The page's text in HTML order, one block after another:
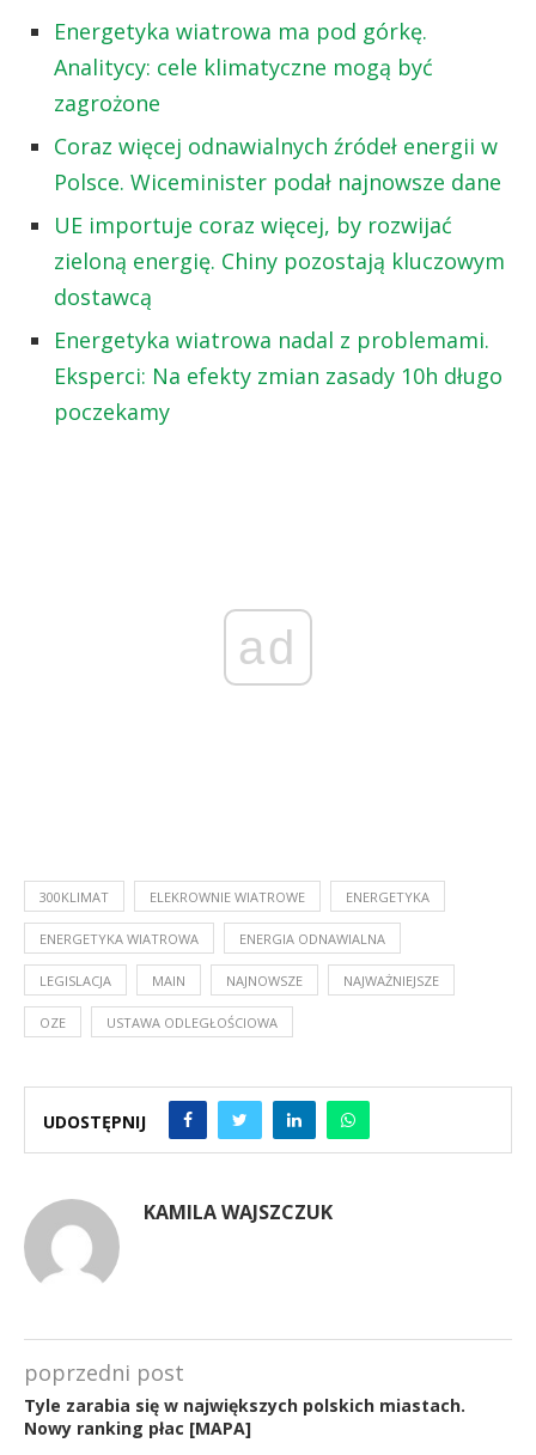
Energetyka wiatrowa ma pod górkę.
Analitycy: cele klimatyczne mogą być
zagrożone
Coraz więcej odnawialnych źródeł energii w
Polsce. Wiceminister podał najnowsze dane
UE importuje coraz więcej, by rozwijać
zieloną energię. Chiny pozostają kluczowym
dostawcą
Energetyka wiatrowa nadal z problemami.
Eksperci: Na efekty zmian zasady 10h długo
poczekamy
ad
300KLIMAT ELEKROWNIE WIATROWE ENERGETYKA
ENERGETYKA WIATROWA ENERGIA ODNAWIALNA
LEGISLACJA MAIN NAJNOWSZE NAJWAŻNIEJSZE
OZE USTAWA ODLEGŁOŚCIOWA
UDOSTĘPNIJ
KAMILA WAJSZCZUK
poprzedni post
Tyle zarabia się w największych polskich miastach.
Nowy ranking płac [MAPA]